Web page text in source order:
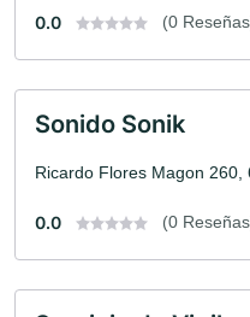
0.0 (0
Sonido Sonik
Ricardo Flores Magon 260,
0.0 (0